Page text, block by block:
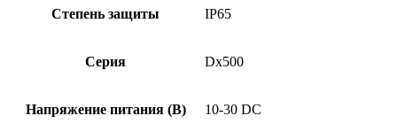
Степень защиты IP65
Серия Dx500
Напряжение питания (В) 10-30 DC